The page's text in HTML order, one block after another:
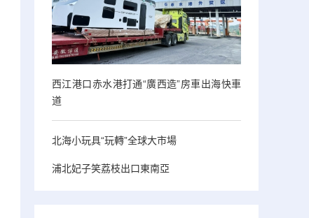
西江港口赤水港打通“廣西造”房車出海快車
道
北海小玩具“玩轉”全球大市場
浦北妃子笑荔枝出口東南亞